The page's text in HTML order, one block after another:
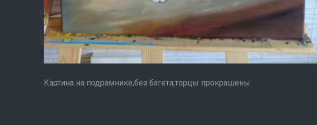
Картина на подрамнике,без багета,торцы прокрашены